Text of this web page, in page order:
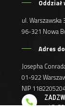
ul. Warszawska
96-321 Nowa
Adres
Josepha
01-922
NIP
 +48